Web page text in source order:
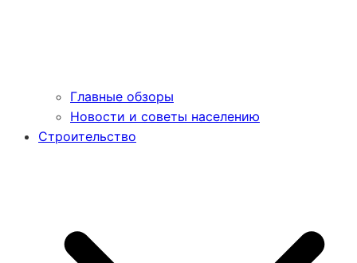
Главные обзоры
Новости и советы населению
Строительство